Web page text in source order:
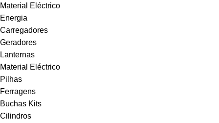
Material Eléctrico
Energia
Carregadores
Geradores
Lanternas
Material Eléctrico
Pilhas
Ferragens
Buchas Kits
Cilindros